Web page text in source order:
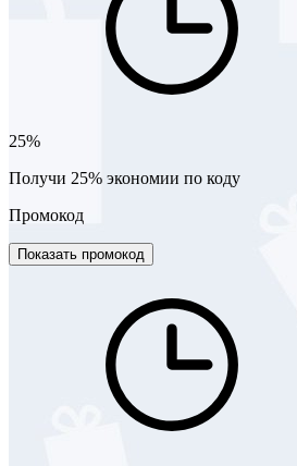
25%
Получи 25% экономии по коду
Промокод
Показать промокод